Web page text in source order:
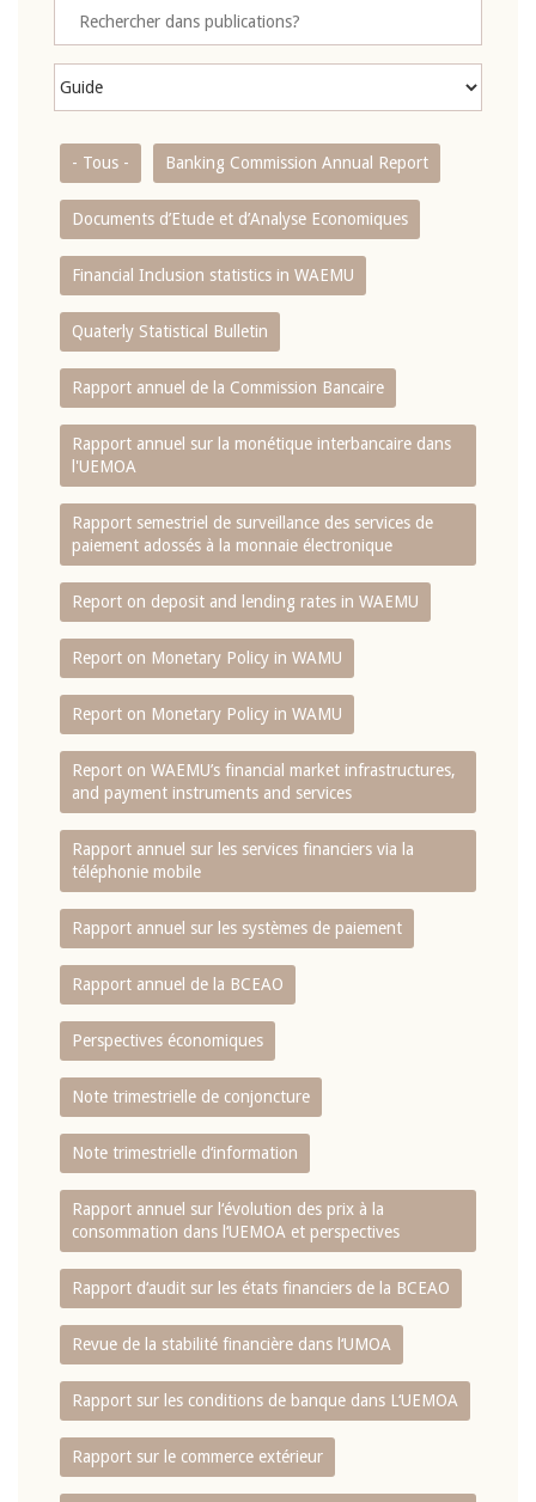
- Tous - Banking Commission Annual Report
Documents d’Etude et d’Analyse Economiques
Financial Inclusion statistics in WAEMU
Quaterly Statistical Bulletin
Rapport annuel de la Commission Bancaire
Rapport annuel sur la monétique interbancaire dans
l'UEMOA
Rapport semestriel de surveillance des services de
paiement adossés à la monnaie électronique
Report on deposit and lending rates in WAEMU
Report on Monetary Policy in WAMU
Report on Monetary Policy in WAMU
Report on WAEMU’s financial market infrastructures,
and payment instruments and services
Rapport annuel sur les services financiers via la
téléphonie mobile
Rapport annuel sur les systèmes de paiement
Rapport annuel de la BCEAO
Perspectives économiques
Note trimestrielle de conjoncture
Note trimestrielle d‘information
Rapport annuel sur l‘évolution des prix à la
consommation dans l‘UEMOA et perspectives
Rapport d‘audit sur les états financiers de la BCEAO
Revue de la stabilité financière dans l‘UMOA
Rapport sur les conditions de banque dans L‘UEMOA
Rapport sur le commerce extérieur